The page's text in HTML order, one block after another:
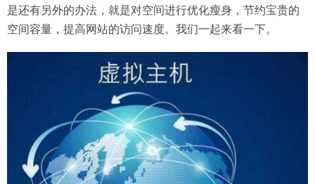
是还有另外的办法，就是对空间进行优化瘦身，节约宝贵的
空间容量，提高网站的访问速度。我们一起来看一下。